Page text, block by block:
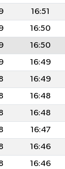
16:51
16:50
16:50
16:49
16:49
16:48
16:48
16:47
16:46
16:46